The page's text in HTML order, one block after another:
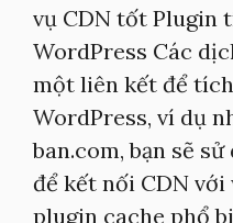
vụ CDN tốt Plugin
WordPress Các
một liên kết để
WordPress, ví dụ
ban.com, bạn sẽ
để kết nối CDN với
plugin cache phổ